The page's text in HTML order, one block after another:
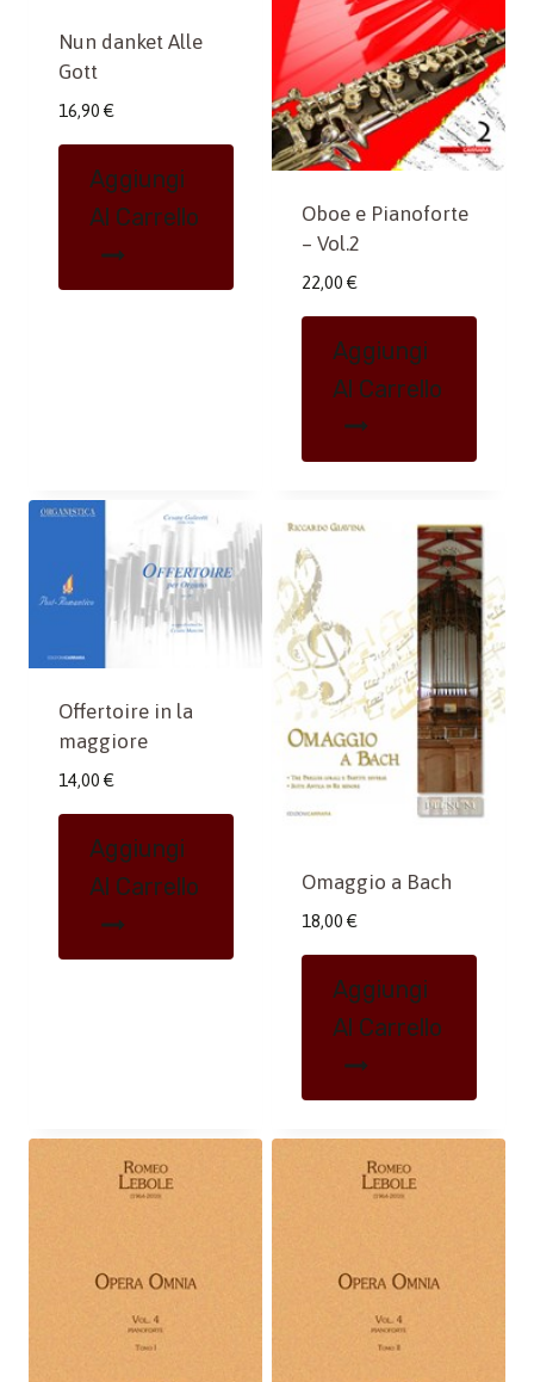
Nun danket Alle
Gott
16,90 €
Aggiungi
Al Carrello
Oboe e Pianoforte
– Vol.2
22,00 €
Aggiungi
Al Carrello
Offertoire in la
maggiore
14,00 €
Aggiungi
Al Carrello
Omaggio a Bach
18,00 €
Aggiungi
Al Carrello